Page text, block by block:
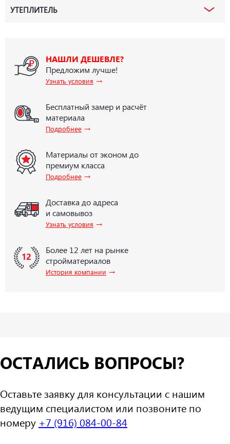
УТЕПЛИТЕЛЬ
НАШЛИ ДЕШЕВЛЕ?
Предложим лучше!
Узнать условия →
Бесплатный замер и расчёт
материала
Подробнее →
Материалы от эконом до
премиум класса
Подробнее →
Доставка до адреса
и самовывоз
Узнать условия →
Более 12 лет на рынке
стройматериалов
История компании →
ОСТАЛИСЬ ВОПРОСЫ?
Оставьте заявку для консультации с нашим
ведущим специалистом или позвоните по
номеру +7 (916) 084-00-84